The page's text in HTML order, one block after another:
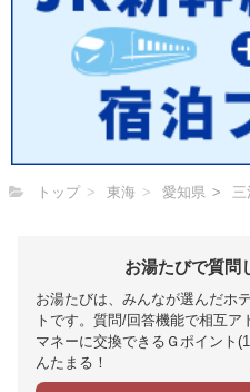
トップ 東海 愛知県 三
お湯たびで質問
お湯たびは、みんなが選んだホ
トです。質問/回答機能で相互
マネーに交換できるＧポイント
んたまる！